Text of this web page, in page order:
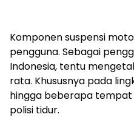
Komponen suspensi
pengguna. Sebagai
Indonesia, tentu
rata. Khususnya pada
hingga beberapa
polisi tidur.